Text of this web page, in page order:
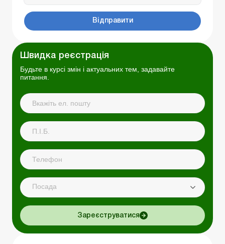
Відправити
Швидка реєстрація
Будьте в курсі змін і актуальних тем, задавайте
питання.
Посада
Зареєструватися